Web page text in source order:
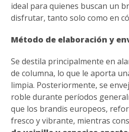
ideal para quienes buscan un
disfrutar, tanto solo como en
Método de elaboración y
Se destila principalmente en
de columna, lo que le aporta
limpia. Posteriormente, se
roble durante períodos
que los brandis europeos,
fresco y vibrante, mientras